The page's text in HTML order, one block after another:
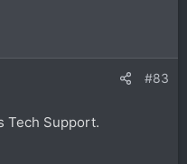
#83
Tech Support.